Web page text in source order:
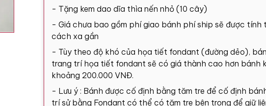
- Tặng kem dao dĩa thìa nến nhỏ (10 cây)
- Giá chưa bao gồm phí giao bánh phí ship sẽ được tính
cách xa gần
- Tùy theo độ khó của họa tiết fondant (đường dẻo),
trang trí họa tiết fondant sẽ có giá thành cao hơn bánh
khoảng 200.000 VNĐ.
- Lưu ý : Bánh được cố định bằng tăm tre để cố định
trí sử bằng Fondant có thể có tăm tre bên trong để giữ